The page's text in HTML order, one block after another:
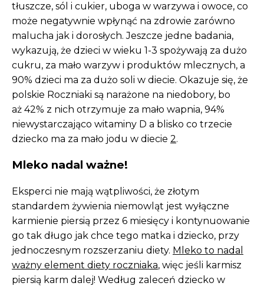
tłuszcze, sól i cukier, uboga w warzywa i owoce, co
może negatywnie wpłynąć na zdrowie zarówno
malucha jak i dorosłych. Jeszcze jedne badania,
wykazują, że dzieci w wieku 1-3 spożywają za dużo
cukru, za mało warzyw i produktów mlecznych, a
90% dzieci ma za dużo soli w diecie. Okazuje się, że
polskie Roczniaki są narażone na niedobory, bo
aż 42% z nich otrzymuje za mało wapnia, 94%
niewystarczająco witaminy D a blisko co trzecie
dziecko ma za mało jodu w diecie 2.
Mleko nadal ważne!
Eksperci nie mają wątpliwości, że złotym
standardem żywienia niemowląt jest wyłączne
karmienie piersią przez 6 miesięcy i kontynuowanie
go tak długo jak chce tego matka i dziecko, przy
jednoczesnym rozszerzaniu diety. Mleko to nadal
ważny element diety roczniaka, więc jeśli karmisz
piersią karm dalej! Według zaleceń dziecko w